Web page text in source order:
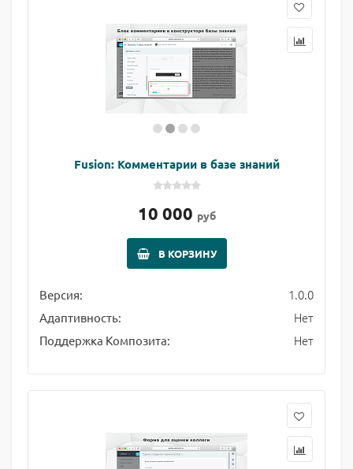
Fusion: Комментарии в базе знаний
10 000 руб
В КОРЗИНУ
Версия: 1.0.0
Адаптивность: Нет
Поддержка Композита: Нет